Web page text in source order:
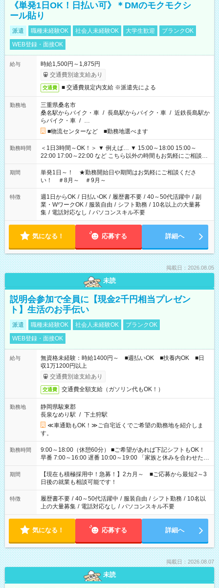
《単発1日OK！日払い可》＊DMのモクモクシ
ール貼り
派遣 職種未経験OK 社会人未経験OK 大学生歓迎
ブランクOK
WEB登録・面接OK
給与
時給1,500円～1,875円
交通費別途支給あり
交通費 ■ 交通費規定内支給 ※派遣先による
勤務地
三重県桑名市
桑名駅からバイク・車 / 長島駅からバイク・車 / 近鉄長島駅か
らバイク・車 / …
■物流センターなど ■勤務地選べます
勤務時間
＜1日3時間～OK！＞ ▼ 例えば… ▼ 15:00～18:00 15:00～
22:00 17:00～22:00 など こちら以外の時間もお気軽にご相談く
ださい！
期間
単発1日～！ ★勤務開始日や期間はお気軽にご相談くださ
い！ ＃8月～ ＃9月～
特徴 週1日からOK / 日払いOK / 履歴書不要 / 40～50代活躍中 / 副
業・WワークOK / 服装自由 / シフト勤務 / 10名以上の大量募
集 / 電話対応なし / パソコンスキル不要
気になる！ 応募する 詳細へ
掲載日：2026.08.05
未読
説明会参加で全員に【現金2千円相当プレゼン
ト】生活のお手伝い
派遣 職種未経験OK 社会人未経験OK
ブランクOK
WEB登録・面接OK
給与
無資格未経験：時給1400円～ ■週払いOK ■扶養内OK ■日
収1万1200円以上
交通費別途支給あり
交通費 交通費全額支給（ガソリン代もOK！）
勤務地
静岡県駿東郡
長泉なめり駅 / 下土狩駅
≪車通勤もOK！≫ご自宅近くでご希望の勤務地を紹介しま
す。
勤務時間
9:00～18:00（休憩60分） ■ご希望があれば下記シフトもOK！
早番 7:00～16:00 遅番 10:00～19:00 「家族と休みを合わせた
い」 「余裕を持って夕飯の準備がしたい」 「できれば残業はし
たくない」 など、ご希望を教えてくださいね。 ※Wワーク希望
の方へ 今ご覧のお仕事で希望する勤務時間と、もう1つのお仕事
の勤務時間。 合計で週40時間を超える場合は応募できません。
期間
【現在も積極採用中！急募！】2カ月～ ■ご応募から最短2～3
日後の就業も相談可能です！
特徴 履歴書不要 / 40～50代活躍中 / 服装自由 / シフト勤務 / 10名以
上の大量募集 / 電話対応なし / パソコンスキル不要
気になる！ 応募する 詳細へ
掲載日：2026.08.07
未読